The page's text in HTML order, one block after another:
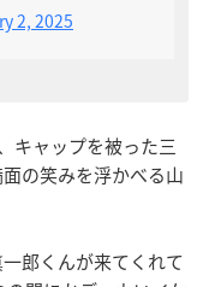
2, 2025
キャップを被った三
の笑みを浮かべる山
郎くんが来てくれて